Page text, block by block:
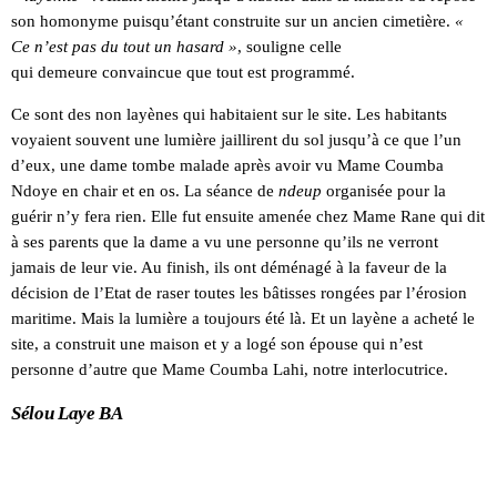
son homonyme puisqu’étant construite sur un ancien cimetière. «
Ce n’est pas du tout un hasard », souligne celle
qui demeure convaincue que tout est programmé.
Ce sont des non layènes qui habitaient sur le site. Les habitants
voyaient souvent une lumière jaillirent du sol jusqu’à ce que l’un
d’eux, une dame tombe malade après avoir vu Mame Coumba
Ndoye en chair et en os. La séance de ndeup organisée pour la
guérir n’y fera rien. Elle fut ensuite amenée chez Mame Rane qui dit
à ses parents que la dame a vu une personne qu’ils ne verront
jamais de leur vie. Au finish, ils ont déménagé à la faveur de la
décision de l’Etat de raser toutes les bâtisses rongées par l’érosion
maritime. Mais la lumière a toujours été là. Et un layène a acheté le
site, a construit une maison et y a logé son épouse qui n’est
personne d’autre que Mame Coumba Lahi, notre interlocutrice.
Sélou Laye BA